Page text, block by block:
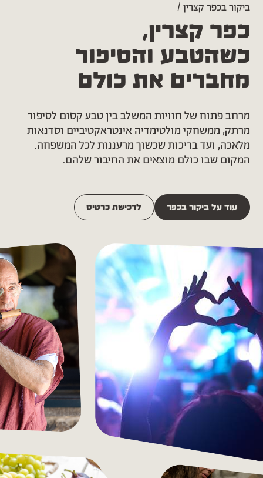
ביקור בכפר קצרין /
כפר קצרין,
כשהטבע והסיפור
מחברים את כולם
מרחב פתוח של חוויות המשלב בין טבע קסום לסיפור
מרתק, ממשחקי מולטימדיה אינטראקטיביים וסדנאות
מלאכה, ועד בריכות שכשוך מרעננות לכל המשפחה.
המקום שבו כולם מוצאים את החיבור שלהם.
עוד על ביקור בכפר לרכישת כרטיס